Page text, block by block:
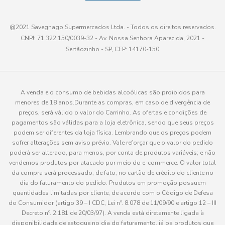
@2021 Savegnago Supermercados Ltda. - Todos os direitos reservados.
CNPJ: 71.322.150/0039-32 - Av. Nossa Senhora Aparecida, 2021 -
Sertãozinho - SP, CEP: 14170-150
A venda e o consumo de bebidas alcoólicas são proibidos para
menores de 18 anos.Durante as compras, em caso de divergência de
preços, será válido o valor do Carrinho. As ofertas e condições de
pagamentos são válidas para a loja eletrônica, sendo que seus preços
podem ser diferentes da loja física. Lembrando que os preços podem
sofrer alterações sem aviso prévio. Vale reforçar que o valor do pedido
poderá ser alterado, para menos, por conta de produtos variáveis; e não
vendemos produtos por atacado por meio do e-commerce. O valor total
da compra será processado, de fato, no cartão de crédito do cliente no
dia do faturamento do pedido. Produtos em promoção possuem
quantidades limitadas por cliente, de acordo com o Código de Defesa
do Consumidor (artigo 39 – I CDC, Lei nº. 8.078 de 11/09/90 e artigo 12 – III
Decreto nº. 2.181 de 20/03/97). A venda está diretamente ligada à
disponibilidade de estoque no dia do faturamento, já os produtos que